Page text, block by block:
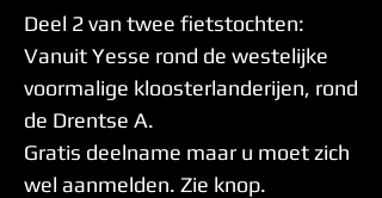
Deel 2 van twee fietstochten:
Vanuit Yesse rond de westelijke
voormalige kloosterlanderijen, rond
de Drentse A.
Gratis deelname maar u moet zich
wel aanmelden. Zie knop.